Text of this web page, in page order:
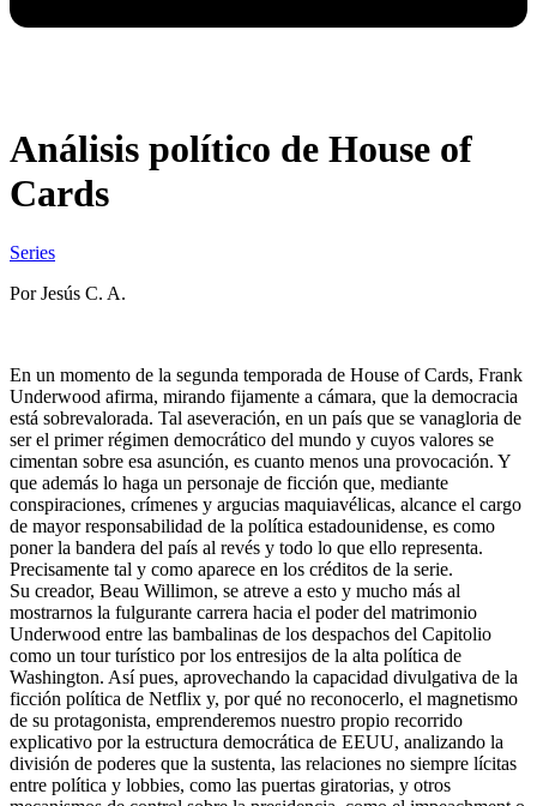
Análisis político de House of
Cards
Series
Por Jesús C. A.
En un momento de la segunda temporada de House of Cards, Frank
Underwood afirma, mirando fijamente a cámara, que la democracia
está sobrevalorada. Tal aseveración, en un país que se vanagloria de
ser el primer régimen democrático del mundo y cuyos valores se
cimentan sobre esa asunción, es cuanto menos una provocación. Y
que además lo haga un personaje de ficción que, mediante
conspiraciones, crímenes y argucias maquiavélicas, alcance el cargo
de mayor responsabilidad de la política estadounidense, es como
poner la bandera del país al revés y todo lo que ello representa.
Precisamente tal y como aparece en los créditos de la serie.
Su creador, Beau Willimon, se atreve a esto y mucho más al
mostrarnos la fulgurante carrera hacia el poder del matrimonio
Underwood entre las bambalinas de los despachos del Capitolio
como un tour turístico por los entresijos de la alta política de
Washington. Así pues, aprovechando la capacidad divulgativa de la
ficción política de Netflix y, por qué no reconocerlo, el magnetismo
de su protagonista, emprenderemos nuestro propio recorrido
explicativo por la estructura democrática de EEUU, analizando la
división de poderes que la sustenta, las relaciones no siempre lícitas
entre política y lobbies, como las puertas giratorias, y otros